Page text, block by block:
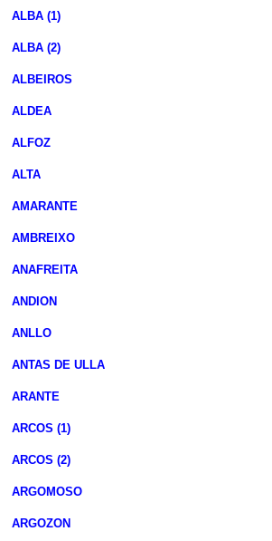
ALBA (1)
ALBA (2)
ALBEIROS
ALDEA
ALFOZ
ALTA
AMARANTE
AMBREIXO
ANAFREITA
ANDION
ANLLO
ANTAS DE ULLA
ARANTE
ARCOS (1)
ARCOS (2)
ARGOMOSO
ARGOZON